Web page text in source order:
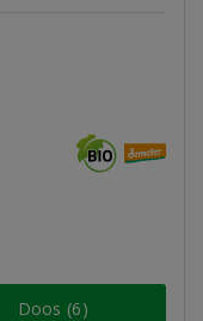
Doos (6)